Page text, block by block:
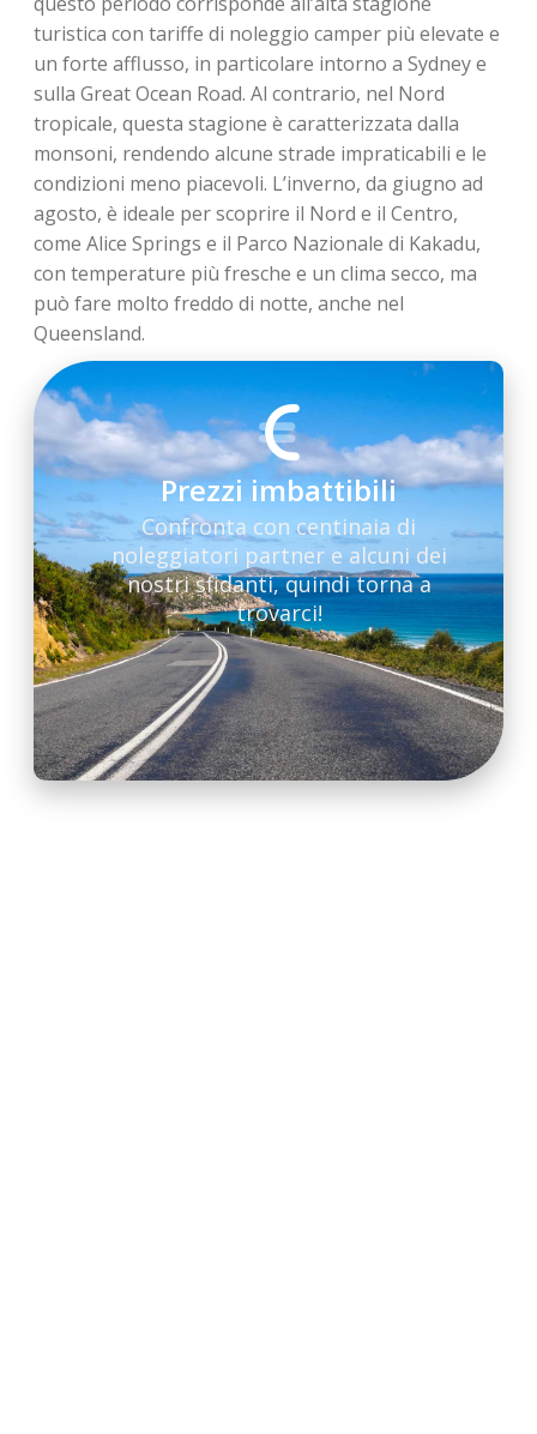
turistica con tariffe di noleggio camper più elevate e
un forte afflusso, in particolare intorno a Sydney e
sulla Great Ocean Road. Al contrario, nel Nord
tropicale, questa stagione è caratterizzata dalla
monsoni, rendendo alcune strade impraticabili e le
condizioni meno piacevoli. L’inverno, da giugno ad
agosto, è ideale per scoprire il Nord e il Centro,
come Alice Springs e il Parco Nazionale di Kakadu,
con temperature più fresche e un clima secco, ma
può fare molto freddo di notte, anche nel
Queensland.
Prezzi imbattibili
Confronta con centinaia di
noleggiatori partner e alcuni dei
nostri sfidanti, quindi torna a
trovarci!